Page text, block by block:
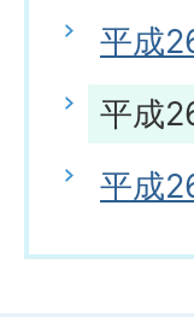
平成
平成
平成